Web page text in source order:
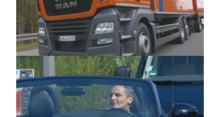
GETRÄNKE ZIEGLER – Recruitingvideo